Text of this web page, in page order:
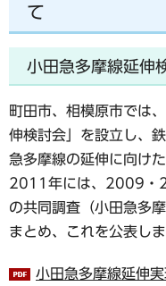
て
小田急多摩線延伸
町田市、相模原市では
伸検討会」を設立し、
急多摩線の延伸に向け
2011年には、2009・
の共同調査（小田急多
まとめ、これを公表しま
小田急多摩線延伸